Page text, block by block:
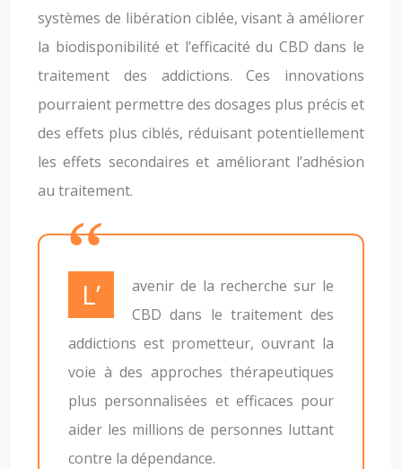
systèmes de libération ciblée, visant à améliorer
la biodisponibilité et l’efficacité du CBD dans le
traitement des addictions. Ces innovations
pourraient permettre des dosages plus précis et
des effets plus ciblés, réduisant potentiellement
les effets secondaires et améliorant l’adhésion
au traitement.
L’avenir de la recherche sur le
CBD dans le traitement des
addictions est prometteur, ouvrant la
voie à des approches thérapeutiques
plus personnalisées et efficaces pour
aider les millions de personnes luttant
contre la dépendance.